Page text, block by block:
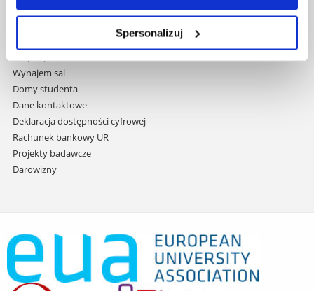
Spersonalizuj
Zamówienia publiczne
Projekty współfinansowane przez UE
Wynajem sal
Domy studenta
Dane kontaktowe
Deklaracja dostępności cyfrowej
Rachunek bankowy UR
Projekty badawcze
Darowizny